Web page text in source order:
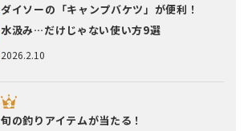
2026.2.10
ダイソーの「キャンプバケツ」が便利！
水汲み…だけじゃない使い方9選
旬の釣りアイテムが当たる！